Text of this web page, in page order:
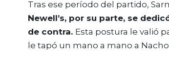
Tras ese período del partido,
Newell’s, por su parte, se
de contra. Esta postura le valió
le tapó un mano a mano a